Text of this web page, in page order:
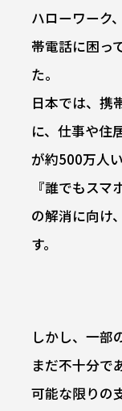
ハローワーク
帯電話に困っ
た。
日本では、携
に、仕事や住
が約500万人
『誰でもス
の解消に向け
す。
しかし、一部
まだ不十分で
可能な限りの